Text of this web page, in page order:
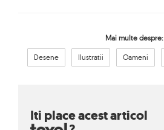
Mai multe despre:
Desene Ilustratii Oameni
Iti place acest articol